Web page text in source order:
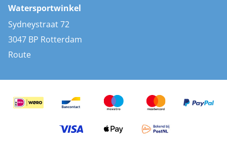
AIS transponders
Stootwillen en fenders
Bootkussens
Zwemtrappen
Watersportwinkel
Sydneystraat 72
3047 BP Rotterdam
Route